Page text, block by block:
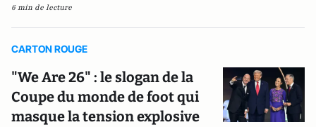
6 min de lecture
CARTON ROUGE
"We Are 26" : le slogan de la
Coupe du monde de foot qui
masque la tension explosive